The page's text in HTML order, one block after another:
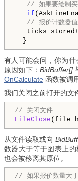
// 如果要绘制
if
// 报价计数器值
}
有人可能会问，你为什
原因如下：BidBuffer[]
OnCalculate 函数被调
我们关闭之前打开的文
// 关闭文件
FileClose
从文件读取或向
数器大于等于图表上
也会被移离其原位。
// 如果报价数量大于